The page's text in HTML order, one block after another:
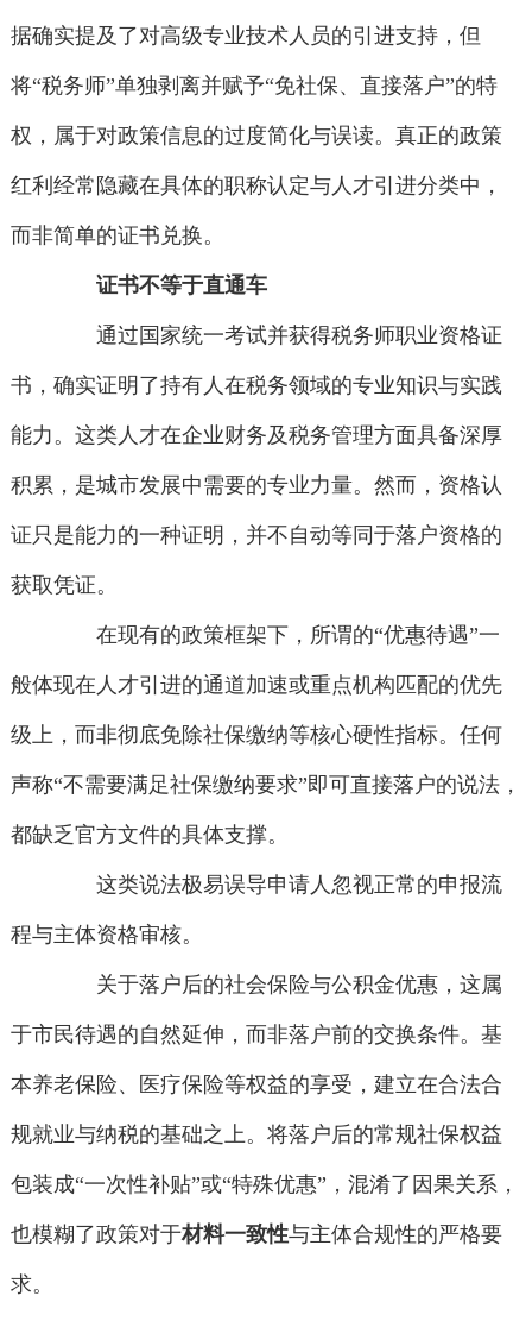
据确实提及了对高级专业技术人员的引进支持，但
将“税务师”单独剥离并赋予“免社保、直接落户”的特
权，属于对政策信息的过度简化与误读。真正的政策
红利经常隐藏在具体的职称认定与人才引进分类中，
而非简单的证书兑换。
证书不等于直通车
通过国家统一考试并获得税务师职业资格证
书，确实证明了持有人在税务领域的专业知识与实践
能力。这类人才在企业财务及税务管理方面具备深厚
积累，是城市发展中需要的专业力量。然而，资格认
证只是能力的一种证明，并不自动等同于落户资格的
获取凭证。
在现有的政策框架下，所谓的“优惠待遇”一
般体现在人才引进的通道加速或重点机构匹配的优先
级上，而非彻底免除社保缴纳等核心硬性指标。任何
声称“不需要满足社保缴纳要求”即可直接落户的说法，
都缺乏官方文件的具体支撑。
这类说法极易误导申请人忽视正常的申报流
程与主体资格审核。
关于落户后的社会保险与公积金优惠，这属
于市民待遇的自然延伸，而非落户前的交换条件。基
本养老保险、医疗保险等权益的享受，建立在合法合
规就业与纳税的基础之上。将落户后的常规社保权益
包装成“一次性补贴”或“特殊优惠”，混淆了因果关系，
也模糊了政策对于材料一致性与主体合规性的严格要
求。